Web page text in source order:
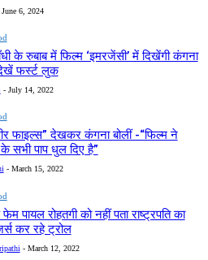
June 6, 2024
के रुबाब में फिल्म ‘इमरजेंसी’ में दिखेंगी कंगना
फर्स्ट लुक
- July 14, 2022
फाइल्स” देखकर कंगना बोलीं -“फिल्म ने
सभी पाप धुल दिए है”
- March 15, 2022
पायल रोहतगी को नहीं पता राष्ट्रपति का
कर रहे ट्रोल
- March 12, 2022